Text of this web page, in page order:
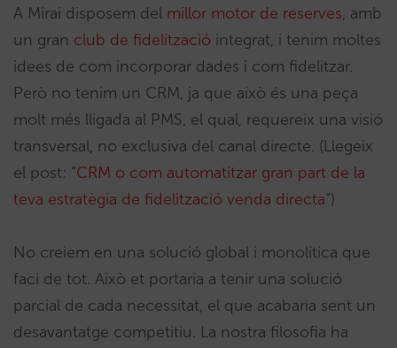
A Mirai disposem del millor motor de reserves, amb
un gran club de fidelització integrat, i tenim moltes
idees de com incorporar dades i com fidelitzar.
Però no tenim un CRM, ja que això és una peça
molt més lligada al PMS, el qual, requereix una visió
transversal, no exclusiva del canal directe. (Llegeix
el post: “CRM o com automatitzar gran part de la
teva estratègia de fidelització venda directa“)
No creiem en una solució global i monolítica que
faci de tot. Això et portaria a tenir una solució
parcial de cada necessitat, el que acabaria sent un
desavantatge competitiu. La nostra filosofia ha